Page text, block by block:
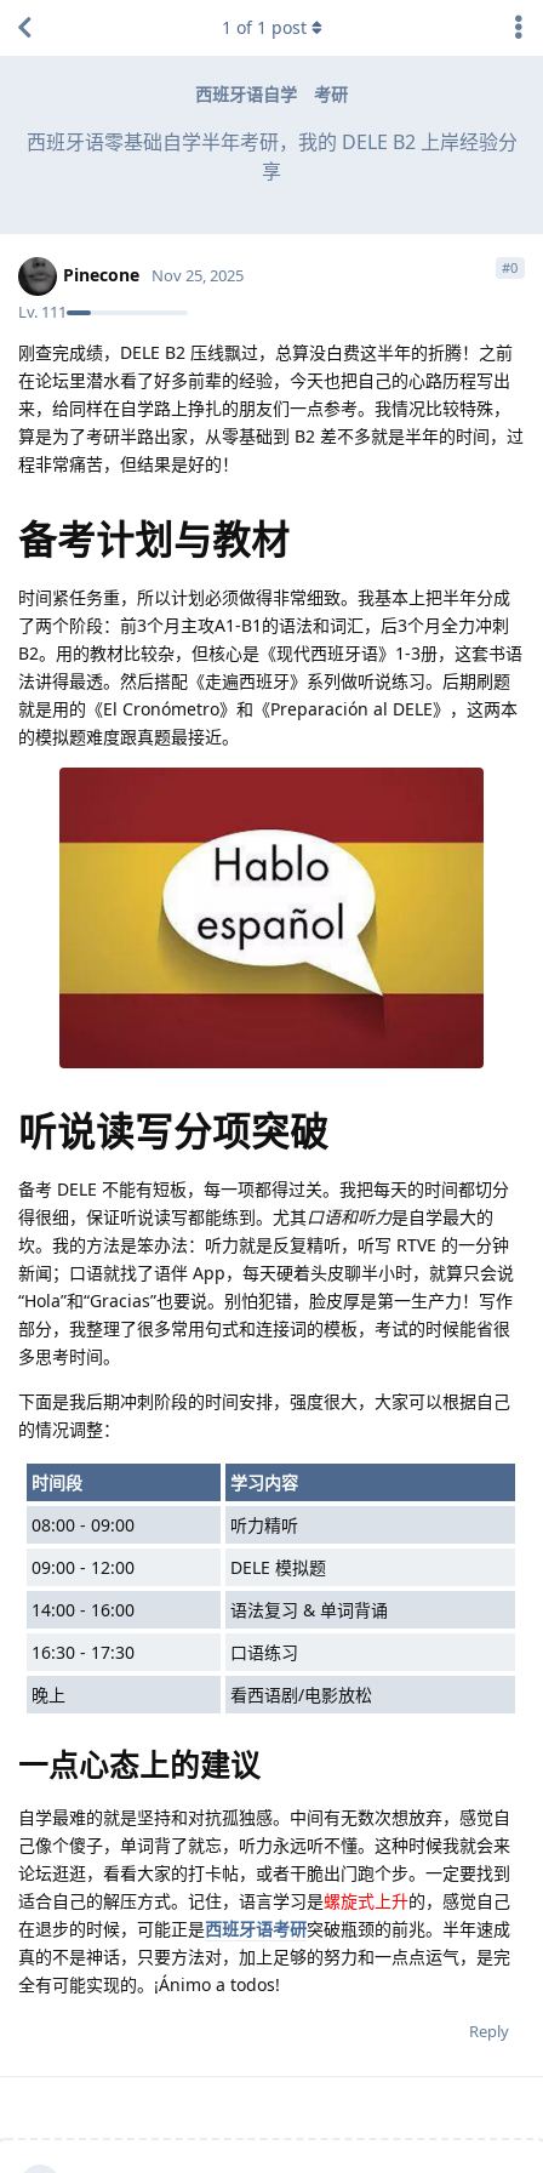
西班牙语自学 考研
西班牙语零基础自学半年考研，我的 DELE B2 上岸经验分
享
1 of 1 post
Pinecone
Lv. 111
Nov 25, 2025 #0
刚查完成绩，DELE B2 压线飘过，总算没白费这半年的折腾！之前
在论坛里潜水看了好多前辈的经验，今天也把自己的心路历程写出
来，给同样在自学路上挣扎的朋友们一点参考。我情况比较特殊，
算是为了考研半路出家，从零基础到 B2 差不多就是半年的时间，过
程非常痛苦，但结果是好的！
备考计划与教材
时间紧任务重，所以计划必须做得非常细致。我基本上把半年分成
了两个阶段：前3个月主攻A1-B1的语法和词汇，后3个月全力冲刺
B2。用的教材比较杂，但核心是《现代西班牙语》1-3册，这套书语
法讲得最透。然后搭配《走遍西班牙》系列做听说练习。后期刷题
就是用的《El Cronómetro》和《Preparación al DELE》，这两本
的模拟题难度跟真题最接近。
听说读写分项突破
备考 DELE 不能有短板，每一项都得过关。我把每天的时间都切分
得很细，保证听说读写都能练到。尤其口语和听力是自学最大的
坎。我的方法是笨办法：听力就是反复精听，听写 RTVE 的一分钟
新闻；口语就找了语伴 App，每天硬着头皮聊半小时，就算只会说
“Hola”和“Gracias”也要说。别怕犯错，脸皮厚是第一生产力！写作
部分，我整理了很多常用句式和连接词的模板，考试的时候能省很
多思考时间。
下面是我后期冲刺阶段的时间安排，强度很大，大家可以根据自己
的情况调整：
时间段
学习内容
08:00 - 09:00
听力精听
09:00 - 12:00
DELE 模拟题
14:00 - 16:00
语法复习 & 单词背诵
16:30 - 17:30
口语练习
晚上
看西语剧/电影放松
一点心态上的建议
自学最难的就是坚持和对抗孤独感。中间有无数次想放弃，感觉自
己像个傻子，单词背了就忘，听力永远听不懂。这种时候我就会来
论坛逛逛，看看大家的打卡帖，或者干脆出门跑个步。一定要找到
适合自己的解压方式。记住，语言学习是螺旋式上升的，感觉自己
在退步的时候，可能正是西班牙语考研突破瓶颈的前兆。半年速成
真的不是神话，只要方法对，加上足够的努力和一点点运气，是完
全有可能实现的。¡Ánimo a todos!
Reply